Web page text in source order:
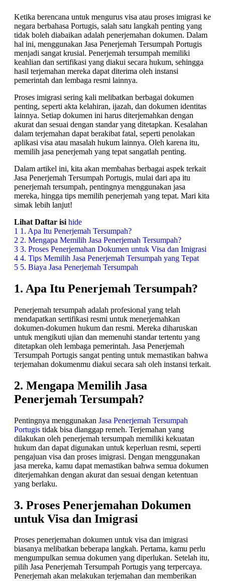
Ketika berencana untuk mengurus visa atau proses imigrasi ke
negara berbahasa Portugis, salah satu langkah penting yang
tidak boleh diabaikan adalah penerjemahan dokumen. Dalam
hal ini, menggunakan Jasa Penerjemah Tersumpah Portugis
menjadi sangat krusial. Penerjemah tersumpah memiliki
keahlian dan sertifikasi yang diakui secara hukum, sehingga
hasil terjemahan mereka dapat diterima oleh instansi
pemerintah dan lembaga resmi lainnya.
Proses imigrasi sering kali melibatkan berbagai dokumen
penting, seperti akta kelahiran, ijazah, dan dokumen identitas
lainnya. Setiap dokumen ini harus diterjemahkan dengan
akurat dan sesuai dengan standar yang ditetapkan. Kesalahan
dalam terjemahan dapat berakibat fatal, seperti penolakan
aplikasi visa atau masalah hukum lainnya. Oleh karena itu,
memilih jasa penerjemah yang tepat sangatlah penting.
Dalam artikel ini, kita akan membahas berbagai aspek terkait
Jasa Penerjemah Tersumpah Portugis, mulai dari apa itu
penerjemah tersumpah, pentingnya menggunakan jasa
mereka, hingga tips memilih penerjemah yang tepat. Mari kita
simak lebih lanjut!
Lihat Daftar isi hide
1 1. Apa Itu Penerjemah Tersumpah?
2 2. Mengapa Memilih Jasa Penerjemah Tersumpah?
3 3. Proses Penerjemahan Dokumen untuk Visa dan Imigrasi
4 4. Tips Memilih Jasa Penerjemah Tersumpah yang Tepat
5 5. Biaya Jasa Penerjemah Tersumpah
1. Apa Itu Penerjemah Tersumpah?
Penerjemah tersumpah adalah profesional yang telah
mendapatkan sertifikasi resmi untuk menerjemahkan
dokumen-dokumen hukum dan resmi. Mereka diharuskan
untuk mengikuti ujian dan memenuhi standar tertentu yang
ditetapkan oleh lembaga pemerintah. Jasa Penerjemah
Tersumpah Portugis sangat penting untuk memastikan bahwa
terjemahan dokumenmu diakui secara sah oleh instansi terkait.
2. Mengapa Memilih Jasa
Penerjemah Tersumpah?
Pentingnya menggunakan Jasa Penerjemah Tersumpah
Portugis tidak bisa dianggap remeh. Terjemahan yang
dilakukan oleh penerjemah tersumpah memiliki kekuatan
hukum dan dapat digunakan untuk keperluan resmi, seperti
pengajuan visa dan proses imigrasi. Dengan menggunakan
jasa mereka, kamu dapat memastikan bahwa semua dokumen
diterjemahkan dengan akurat dan sesuai dengan ketentuan
yang berlaku.
3. Proses Penerjemahan Dokumen
untuk Visa dan Imigrasi
Proses penerjemahan dokumen untuk visa dan imigrasi
biasanya melibatkan beberapa langkah. Pertama, kamu perlu
mengumpulkan semua dokumen yang diperlukan. Setelah itu,
pilih Jasa Penerjemah Tersumpah Portugis yang terpercaya.
Penerjemah akan melakukan terjemahan dan memberikan